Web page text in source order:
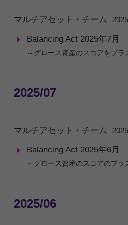
マルチアセット・チーム
Balancing Act 2025年7月
～グロース資産のスコアをプ
2025/07
マルチアセット・チーム
Balancing Act 2025年6月
～グロース資産のスコアのプ
2025/06